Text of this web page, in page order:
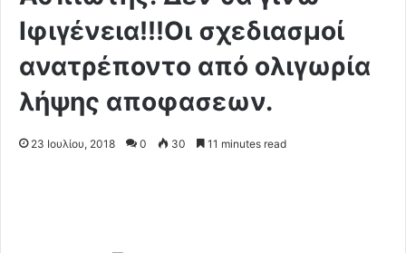
Ιφιγένεια!!!Οι σχεδιασμοί
ανατρέποντο από ολιγωρία
λήψης αποφασεων.
23 Ιουλίου, 2018 0 30 11 minutes read